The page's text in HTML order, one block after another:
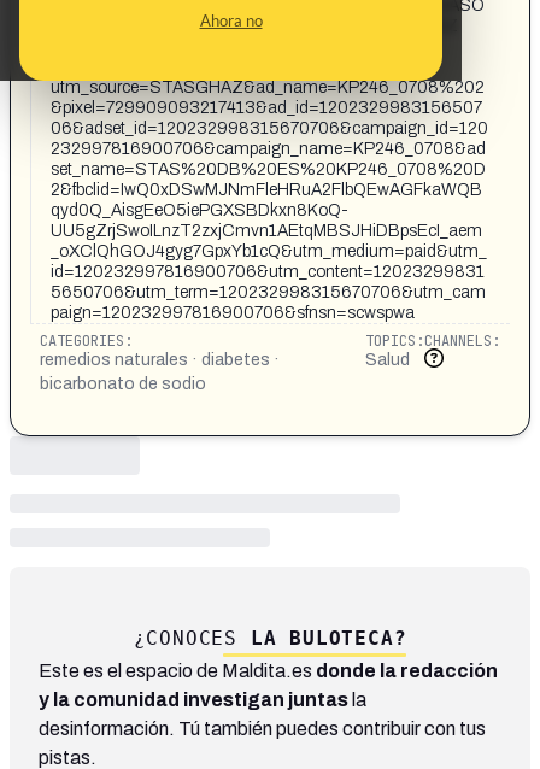
Ahora no
NECESITAS 5 SEGUNDOS, BICARBONATO Y UN VASO
DE AGUA PARA OLVIDAR LA DIABETES DE UNA VEZ
utm_source=STASGHAZ&ad_name=KP246_0708%202
&pixel=729909093217413&ad_id=1202329983156507
06&adset_id=120232998315670706&campaign_id=120
232997816900706&campaign_name=KP246_0708&ad
set_name=STAS%20DB%20ES%20KP246_0708%20D
2&fbclid=IwQ0xDSwMJNmFleHRuA2FlbQEwAGFkaWQB
qyd0Q_AisgEeO5iePGXSBDkxn8KoQ-
UU5gZrjSwoILnzT2zxjCmvn1AEtqMBSJHiDBpsEcI_aem
_oXClQhGOJ4gyg7GpxYb1cQ&utm_medium=paid&utm_
id=120232997816900706&utm_content=12023299831
5650706&utm_term=120232998315670706&utm_cam
paign=120232997816900706&sfnsn=scwspwa
CATEGORIES:
remedios naturales · diabetes ·
bicarbonato de sodio
TOPICS:
Salud
CHANNELS:
¿CONOCES LA BULOTECA?
Este es el espacio de Maldita.es donde la redacción
y la comunidad investigan juntas la
desinformación. Tú también puedes contribuir con tus
pistas.